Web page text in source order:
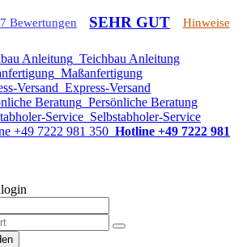
Bewertungen SEHR GUT Hinweise
Teichbau Anleitung
Maßanfertigung
Express-Versand
Persönliche Beratung
Selbstabholer-Service
Hotline +49 7222 981